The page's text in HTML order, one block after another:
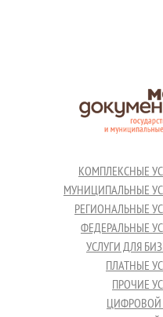
КОМПЛЕКСНЫЕ
МУНИЦИПАЛЬНЫЕ
РЕГИОНАЛЬНЫЕ
ФЕДЕРАЛЬНЫЕ
УСЛУГИ ДЛЯ
ПЛАТНЫЕ
ПРОЧИЕ